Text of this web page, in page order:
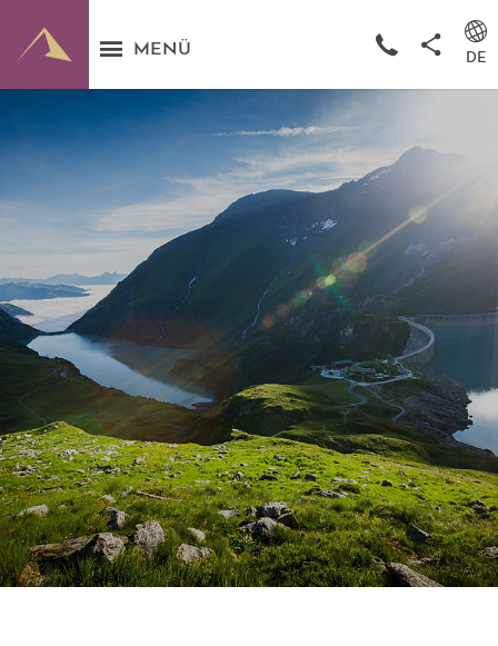
MENÜ DE